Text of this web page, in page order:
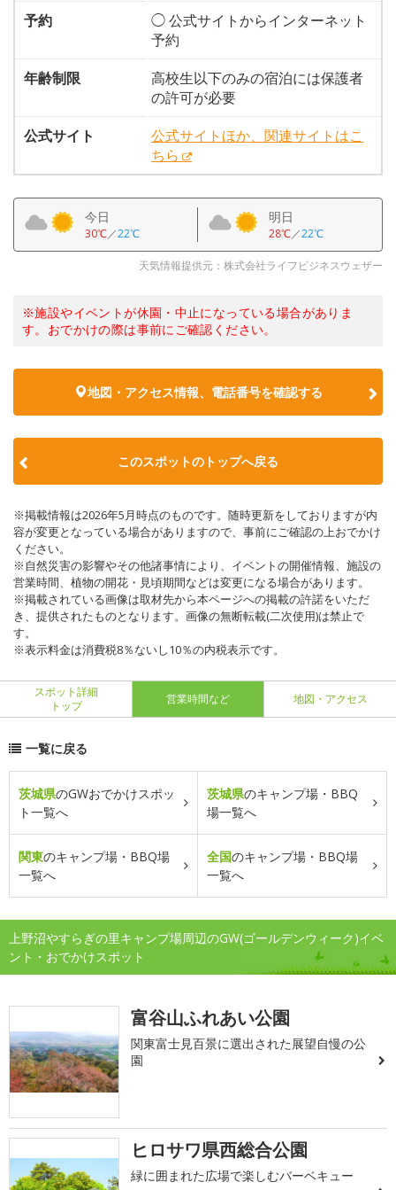
予約
◯ 公式サイトからインターネット
予約
年齢制限
高校生以下のみの宿泊には保護者
の許可が必要
公式サイト
公式サイトほか、関連サイトはこ
ちら
今日
30℃／22℃
明日
28℃／22℃
天気情報提供元：株式会社ライフビジネスウェザー
※施設やイベントが休園・中止になっている場合がありま
す。おでかけの際は事前にご確認ください。
地図・アクセス情報、電話番号を確認する
このスポットのトップへ戻る
※掲載情報は2026年5月時点のものです。随時更新をしておりますが内
容が変更となっている場合がありますので、事前にご確認の上おでかけ
ください。
※自然災害の影響やその他諸事情により、イベントの開催情報、施設の
営業時間、植物の開花・見頃期間などは変更になる場合があります。
※掲載されている画像は取材先から本ページへの掲載の許諾をいただ
き、提供されたものとなります。画像の無断転載(二次使用)は禁止で
す。
※表示料金は消費税8％ないし10％の内税表示です。
スポット詳細
トップ
営業時間など 地図・アクセス
一覧に戻る
茨城県のGWおでかけスポッ
ト一覧へ
茨城県のキャンプ場・BBQ
場一覧へ
関東のキャンプ場・BBQ場
一覧へ
全国のキャンプ場・BBQ場
一覧へ
上野沼やすらぎの里キャンプ場周辺のGW(ゴールデンウィーク)イベ
ント・おでかけスポット
富谷山ふれあい公園
関東富士見百景に選出された展望自慢の公
園
ヒロサワ県西総合公園
緑に囲まれた広場で楽しむバーベキュー